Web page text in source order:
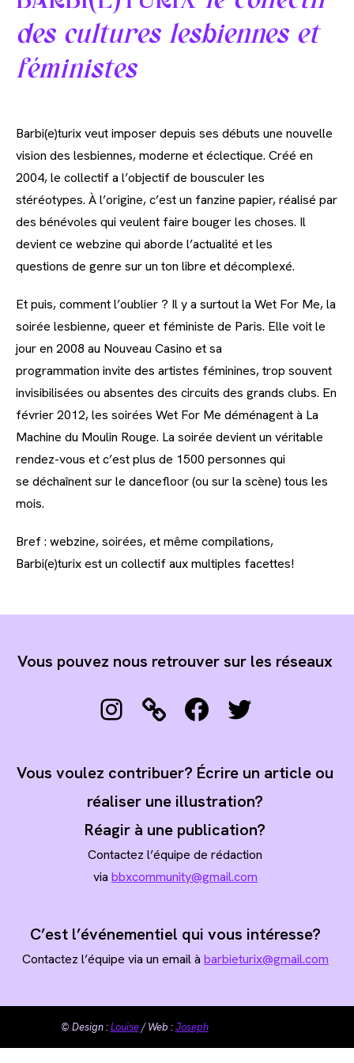
des cultures lesbiennes et
féministes
Barbi(e)turix veut imposer depuis ses débuts une nouvelle
vision des lesbiennes, moderne et éclectique. Créé en
2004, le collectif a l’objectif de bousculer les
stéréotypes. À l’origine, c’est un fanzine papier, réalisé par
des bénévoles qui veulent faire bouger les choses. Il
devient ce webzine qui aborde l’actualité et les
questions de genre sur un ton libre et décomplexé.
Et puis, comment l’oublier ? Il y a surtout la Wet For Me, la
soirée lesbienne, queer et féministe de Paris. Elle voit le
jour en 2008 au Nouveau Casino et sa
programmation invite des artistes féminines, trop souvent
invisibilisées ou absentes des circuits des grands clubs. En
février 2012, les soirées Wet For Me déménagent à La
Machine du Moulin Rouge. La soirée devient un véritable
rendez-vous et c’est plus de 1500 personnes qui
se déchaînent sur le dancefloor (ou sur la scène) tous les
mois.
Bref : webzine, soirées, et même compilations,
Barbi(e)turix est un collectif aux multiples facettes!
Vous pouvez nous retrouver sur les réseaux
InstagramLink FacebookTwitter
Vous voulez contribuer? Écrire un article ou
réaliser une illustration?
Réagir à une publication?
Contactez l’équipe de rédaction
via bbxcommunity@gmail.com
C’est l’événementiel qui vous intéresse?
Contactez l’équipe via un email à barbieturix@gmail.com
© Design :Louise/ Web :Joseph